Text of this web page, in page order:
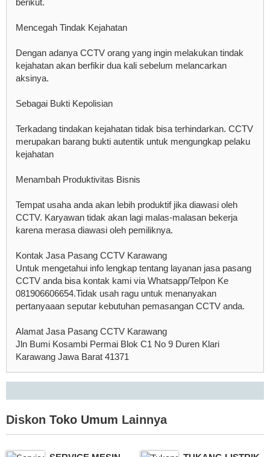
Mencegah Tindak Kejahatan
Dengan adanya CCTV orang yang ingin melakukan tindak
kejahatan akan berfikir dua kali sebelum melancarkan
aksinya.
Sebagai Bukti Kepolisian
Terkadang tindakan kejahatan tidak bisa terhindarkan. CCTV
merupakan barang bukti autentik untuk mengungkap pelaku
kejahatan
Menambah Produktivitas Bisnis
Tempat usaha anda akan lebih produktif jika diawasi oleh
CCTV. Karyawan tidak akan lagi malas-malasan bekerja
karena merasa diawasi oleh pemiliknya.
Kontak Jasa Pasang CCTV Karawang
Untuk mengetahui info lengkap tentang layanan jasa pasang
CCTV anda bisa kontak kami via Whatsapp/Telpon Ke
081906606654.Tidak usah ragu untuk menanyakan
pertanyaaan seputar kebutuhan pemasangan CCTV anda.
Alamat Jasa Pasang CCTV Karawang
Jln Bumi Kosambi Permai Blok C1 No 9 Duren Klari
Karawang Jawa Barat 41371
Diskon Toko Umum Lainnya